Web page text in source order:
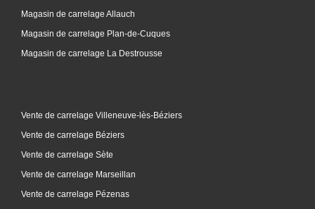
Magasin de carrelage Allauch
Magasin de carrelage Plan-de-Cuques
Magasin de carrelage La Destrousse
Vente de carrelage Villeneuve-lès-Béziers
Vente de carrelage Béziers
Vente de carrelage Sète
Vente de carrelage Marseillan
Vente de carrelage Pézenas